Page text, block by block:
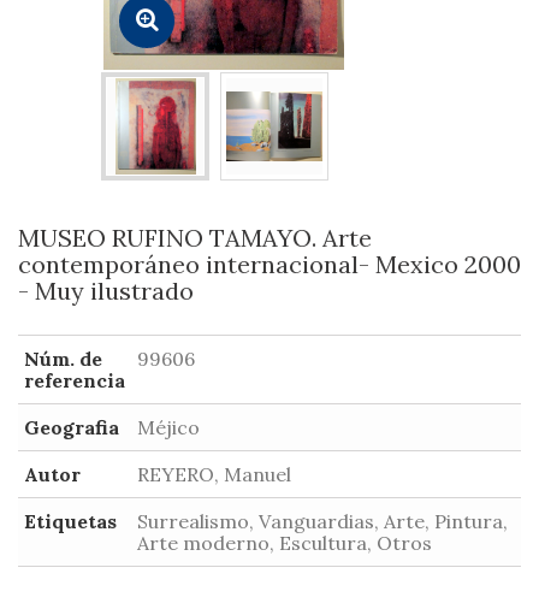
MUSEO RUFINO TAMAYO. Arte
contemporáneo internacional- Mexico 2000
- Muy ilustrado
Núm. de
referencia
99606
Geografia
Méjico
Autor
REYERO, Manuel
Etiquetas
Surrealismo, Vanguardias, Arte, Pintura,
Arte moderno, Escultura, Otros